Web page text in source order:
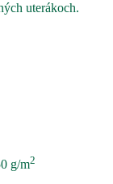
uterákoch.
g/m2